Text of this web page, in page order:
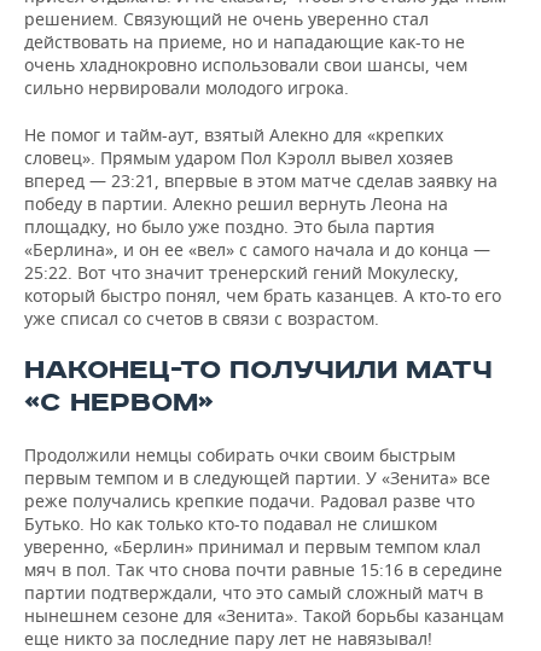
решением. Связующий не очень уверенно стал
действовать на приеме, но и нападающие как-то не
очень хладнокровно использовали свои шансы, чем
сильно нервировали молодого игрока.
Не помог и тайм-аут, взятый Алекно для «крепких
словец». Прямым ударом Пол Кэролл вывел хозяев
вперед — 23:21, впервые в этом матче сделав заявку на
победу в партии. Алекно решил вернуть Леона на
площадку, но было уже поздно. Это была партия
«Берлина», и он ее «вел» с самого начала и до конца —
25:22. Вот что значит тренерский гений Мокулеску,
который быстро понял, чем брать казанцев. А кто-то его
уже списал со счетов в связи с возрастом.
НАКОНЕЦ-ТО ПОЛУЧИЛИ МАТЧ
«С НЕРВОМ»
Продолжили немцы собирать очки своим быстрым
первым темпом и в следующей партии. У «Зенита» все
реже получались крепкие подачи. Радовал разве что
Бутько. Но как только кто-то подавал не слишком
уверенно, «Берлин» принимал и первым темпом клал
мяч в пол. Так что снова почти равные 15:16 в середине
партии подтверждали, что это самый сложный матч в
нынешнем сезоне для «Зенита». Такой борьбы казанцам
еще никто за последние пару лет не навязывал!